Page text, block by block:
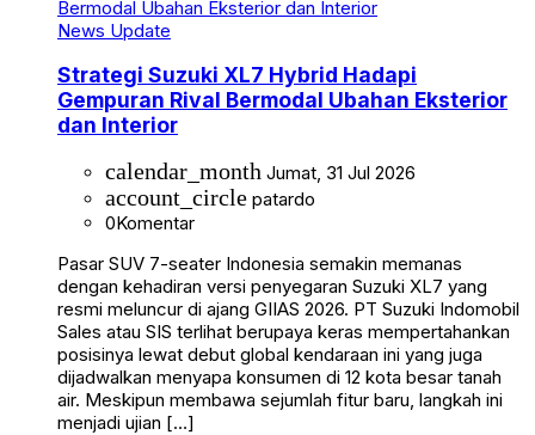
News Update
Strategi Suzuki XL7 Hybrid Hadapi
Gempuran Rival Bermodal Ubahan Eksterior
dan Interior
calendar_month Jumat, 31 Jul 2026
account_circle patardo
0Komentar
Pasar SUV 7-seater Indonesia semakin memanas
dengan kehadiran versi penyegaran Suzuki XL7 yang
resmi meluncur di ajang GIIAS 2026. PT Suzuki Indomobil
Sales atau SIS terlihat berupaya keras mempertahankan
posisinya lewat debut global kendaraan ini yang juga
dijadwalkan menyapa konsumen di 12 kota besar tanah
air. Meskipun membawa sejumlah fitur baru, langkah ini
menjadi ujian […]